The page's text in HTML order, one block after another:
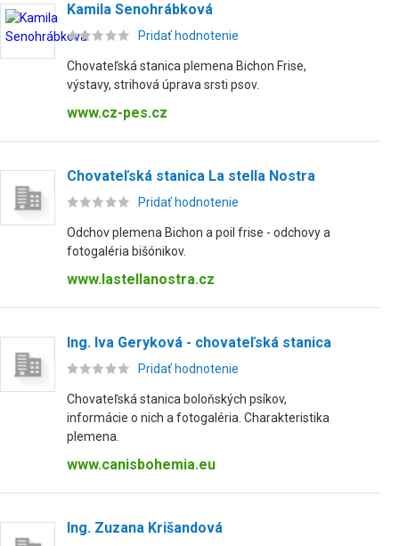
Kamila Senohrábková
Pridať hodnotenie
Chovateľská stanica plemena Bichon Frise,
výstavy, strihová úprava srsti psov.
www.cz-pes.cz
Chovateľská stanica La stella Nostra
Pridať hodnotenie
Odchov plemena Bichon a poil frise - odchovy a
fotogaléria bišónikov.
www.lastellanostra.cz
Ing. Iva Geryková - chovateľská stanica
Pridať hodnotenie
Chovateľská stanica boloňských psíkov,
informácie o nich a fotogaléria. Charakteristika
plemena.
www.canisbohemia.eu
Ing. Zuzana Krišandová